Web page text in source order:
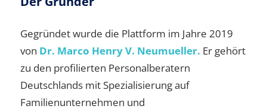
Gegründet wurde die Plattform im Jahre 2019
von Dr. Marco Henry V. Neumueller. Er gehört
zu den profilierten Personalberatern
Deutschlands mit Spezialisierung auf
Familienunternehmen und